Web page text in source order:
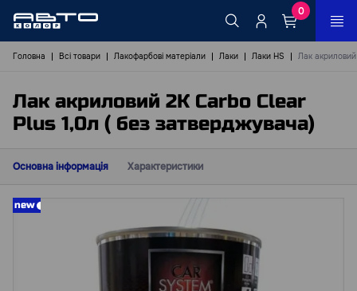
0
Головна Всі товари Лакофарбові матеріали Лаки Лаки HS Лак
Лак акриловий 2К Carbo Clear
Plus 1,0л ( без затверджувача)
Основна інформація Характеристики
new